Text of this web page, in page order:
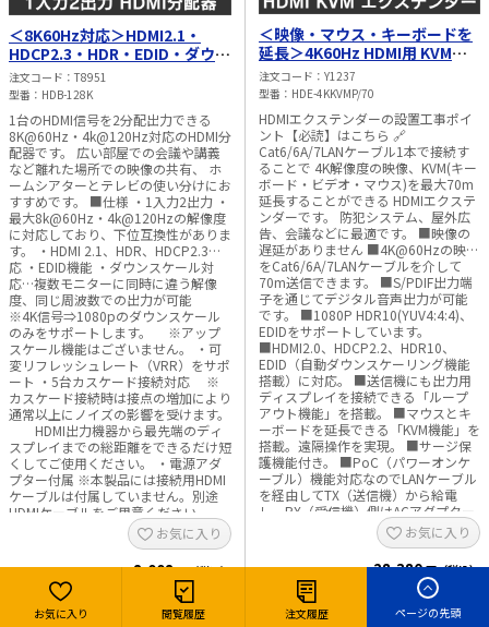
＜8K60Hz対応＞HDMI2.1・
HDCP2.3・HDR・EDID・ダウン
スケール対応 HDMI 2分配器
注文コード
T8951
型番
HDB-128K
1台のHDMI信号を2分配出力できる
8K@60Hz・4k@120Hz対応のHDMI分
配器です。 広い部屋での会議や講義
など離れた場所での映像の共有、 ホ
ームシアターとテレビの使い分けにお
すすめです。 ■仕様 ・1入力2出力 ・
最大8k@60Hz・4k@120Hzの解像度
に対応しており、下位互換性がありま
す。 ・HDMI 2.1、HDR、HDCP2.3対
応 ・EDID機能 ・ダウンスケール対
応…複数モニターに同時に違う解像
度、同じ周波数での出力が可能
※4K信号⇒1080pのダウンスケール
のみをサポートします。 ※アップ
スケール機能はございません。 ・可
変リフレッシュレート（VRR）をサポ
ート ・5台カスケード接続対応 ※
カスケード接続時は接点の増加により
通常以上にノイズの影響を受けます。
HDMI出力機器から最先端のディ
スプレイまでの総距離をできるだけ短
くしてご使用ください。 ・電源アダ
プター付属 ※本製品には接続用HDMI
ケーブルは付属していません。別途
HDMIケーブルをご用意ください。
お気に入り
8,008 円（税込）
購入単位：1台
＜映像・マウス・キーボードを
延長＞4K60Hz HDMI用 KVMエ
クステンダー＜ 70m＞＜ PoCタ
イプ＞
注文コード
Y1237
型番
HDE-4KKVMP/70
HDMIエクステンダーの設置工事ポイ
ント【必読】はこちら 🔗
Cat6/6A/7LANケーブル1本で接続す
ることで 4K解像度の映像、KVM(キー
ボード・ビデオ・マウス)を最大70m
延長することができる HDMIエクステ
ンダーです。 防犯システム、屋外広
告、会議などに最適です。 ■映像の
遅延がありません ■4K@60Hzの映像
をCat6/6A/7LANケーブルを介して
70m送信できます。 ■S/PDIF出力端
子を通じてデジタル音声出力が可能
です。 ■1080P HDR10(YUV4:4:4)、
EDIDをサポートしています。
■HDMI2.0、HDCP2.2、HDR10、
EDID（自動ダウンスケーリング機能
搭載）に対応。 ■送信機にも出力用
ディスプレイを接続できる「ループ
アウト機能」を搭載。 ■マウスとキ
ーボードを延長できる「KVM機能」を
搭載。遠隔操作を実現。 ■サージ保
護機能付き。 ■PoC（パワーオンケ
ーブル）機能対応なのでLANケーブル
を経由してTX（送信機）から給電
し、RX（受信機）側はACアダプター
からの給電が必要がありません。天
井設置ディスプレイ等、電源確保が
難しい環境にも設置が可能です。 ■
仕様 ・最大解像度４K@60Hz ・
HDMI2.0 / HDCP2.2 ・伝送距離
70m以下 ・対応ケーブルCat6/６A/7
お気に入り
28,380 円（税込）
購入単位：1セット
お気に入り 閲覧履歴 注文履歴 ページの先頭